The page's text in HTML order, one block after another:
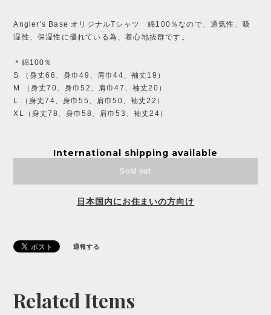
Angler's Base オリジナルTシャツ 綿100％なので、通気性、吸
湿性、保湿性に優れている為、着心地抜群です。
＊綿100％
S （身丈66、身巾49、肩巾44、袖丈19）
M （身丈70、身巾52、肩巾47、袖丈20）
L （身丈74、身巾55、肩巾50、袖丈22）
XL（身丈78、身巾58、肩巾53、袖丈24）
International shipping available
Sold out
日本国内にお住まいの方向け
通報する
Related Items